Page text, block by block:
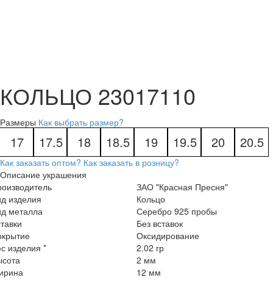
КОЛЬЦО 23017110
Размеры Как выбрать размер?
17 17.5 18 18.5 19 19.5 20 20.5
Как заказать оптом? Как заказать в розницу?
Описание украшения
ЗАО "Красная Пресня"
изделия
Кольцо
металла
Серебро 925 пробы
Без вставок
Оксидирование
изделия *
2.02 гр
2 мм
12 мм